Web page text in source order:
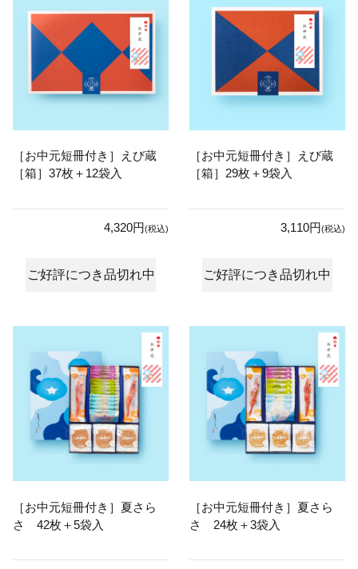
［お中元短冊付き］えび蔵
［箱］37枚＋12袋入
4,320円(税込)
ご好評につき品切れ中
［お中元短冊付き］えび蔵
［箱］29枚＋9袋入
3,110円(税込)
ご好評につき品切れ中
［お中元短冊付き］夏さら
さ 42枚＋5袋入
［お中元短冊付き］夏さら
さ 24枚＋3袋入